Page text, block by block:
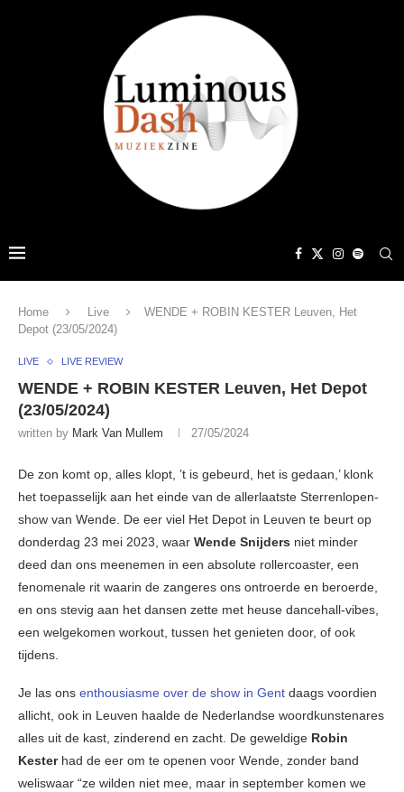
Home Live
WENDE + ROBIN KESTER Leuven, Het
Depot (23/05/2024)
LIVE LIVE REVIEW
WENDE + ROBIN KESTER Leuven, Het Depot
(23/05/2024)
written by Mark Van Mullem 27/05/2024
De zon komt op, alles klopt, ’t is gebeurd, het is gedaan,’ klonk
het toepasselijk aan het einde van de allerlaatste Sterrenlopen-
show van Wende. De eer viel Het Depot in Leuven te beurt op
donderdag 23 mei 2023, waar Wende Snijders niet minder
deed dan ons meenemen in een absolute rollercoaster, een
fenomenale rit waarin de zangeres ons ontroerde en beroerde,
en ons stevig aan het dansen zette met heuse dancehall-vibes,
een welgekomen workout, tussen het genieten door, of ook
tijdens.
Je las ons enthousiasme over de show in Gent daags voordien
allicht, ook in Leuven haalde de Nederlandse woordkunstenares
alles uit de kast, zinderend en zacht. De geweldige Robin
Kesterhad de eer om te openen voor Wende, zonder band
weliswaar “ze wilden niet mee, maar in september komen we